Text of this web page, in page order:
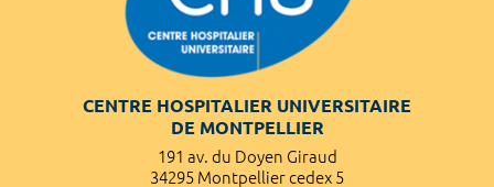
CENTRE HOSPITALIER UNIVERSITAIRE
DE MONTPELLIER
191 av. du Doyen Giraud
34295 Montpellier cedex 5